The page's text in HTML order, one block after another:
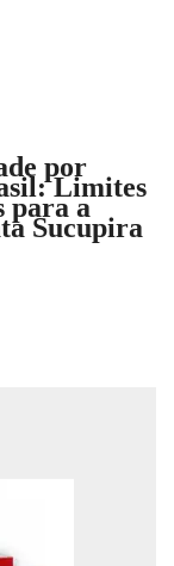
por
Limites
para a
Sucupira